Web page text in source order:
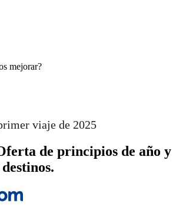
mejorar?
viaje de 2025
de principios de año y